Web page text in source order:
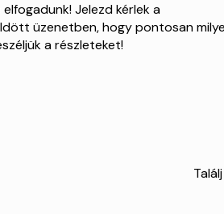
Jelezd kérlek a
üzenetben, hogy pontosan
a részleteket!